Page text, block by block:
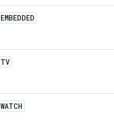
EMBEDDED
TV
WATCH